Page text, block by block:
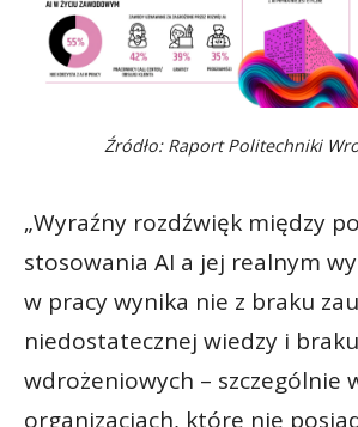
Źródło: Raport Politechniki
„Wyraźny rozdźwięk między
stosowania AI a jej realnym
w pracy wynika nie z braku
niedostatecznej wiedzy i
wdrożeniowych – szczególnie
organizacjach, które nie